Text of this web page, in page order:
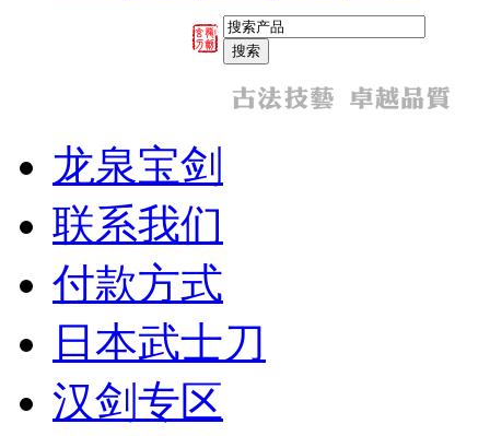
龙泉宝剑
联系我们
付款方式
日本武士刀
汉剑专区